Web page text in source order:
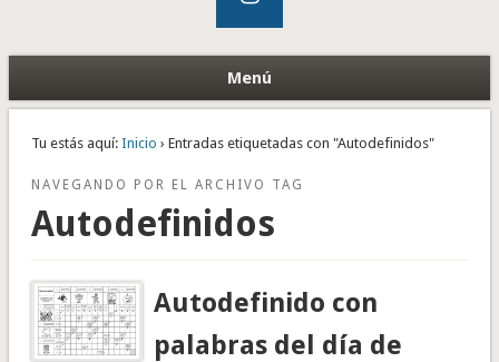
Menú
Tu estás aquí: Inicio › Entradas etiquetadas con "Autodefinidos"
NAVEGANDO POR EL ARCHIVO TAG
Autodefinidos
Autodefinido con
palabras del día de